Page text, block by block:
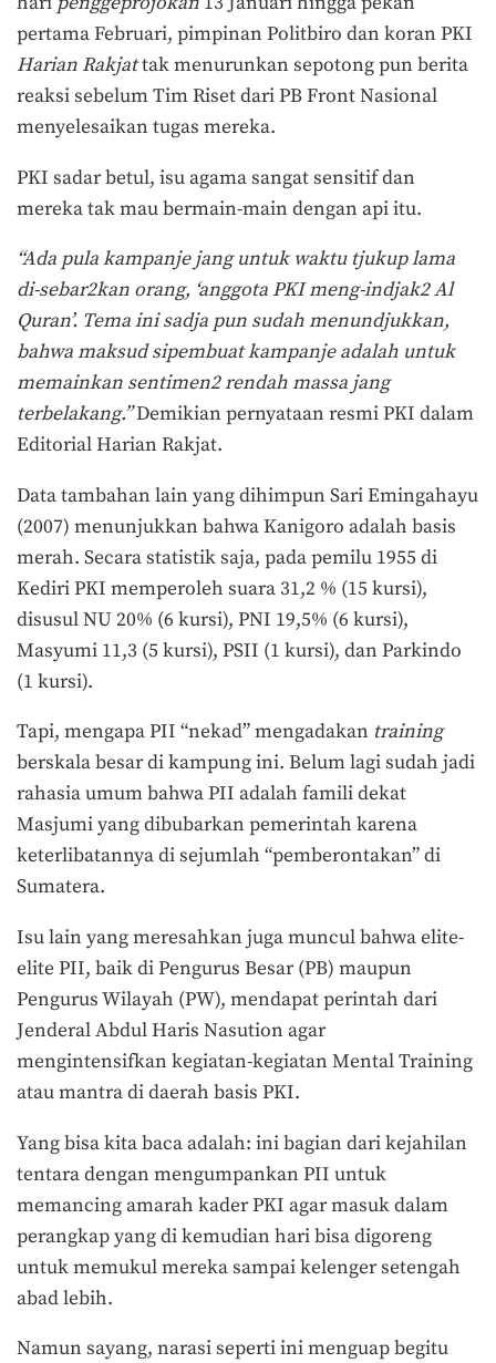
pertama Februari, pimpinan Politbiro dan koran PKI
Harian Rakjattak menurunkan sepotong pun berita
reaksi sebelum Tim Riset dari PB Front Nasional
menyelesaikan tugas mereka.
PKI sadar betul, isu agama sangat sensitif dan
mereka tak mau bermain-main dengan api itu.
“Ada pula kampanje jang untuk waktu tjukup lama
di-sebar2kan orang, ‘anggota PKI meng-indjak2 Al
Quran’. Tema ini sadja pun sudah menundjukkan,
bahwa maksud sipembuat kampanje adalah untuk
memainkan sentimen2 rendah massa jang
terbelakang.”Demikian pernyataan resmi PKI dalam
Editorial Harian Rakjat.
Data tambahan lain yang dihimpun Sari Emingahayu
(2007) menunjukkan bahwa Kanigoro adalah basis
merah. Secara statistik saja, pada pemilu 1955 di
Kediri PKI memperoleh suara 31,2 % (15 kursi),
disusul NU 20% (6 kursi), PNI 19,5% (6 kursi),
Masyumi 11,3 (5 kursi), PSII (1 kursi), dan Parkindo
(1 kursi).
Tapi, mengapa PII “nekad” mengadakan training
berskala besar di kampung ini. Belum lagi sudah jadi
rahasia umum bahwa PII adalah famili dekat
Masjumi yang dibubarkan pemerintah karena
keterlibatannya di sejumlah “pemberontakan” di
Sumatera.
Isu lain yang meresahkan juga muncul bahwa elite-
elite PII, baik di Pengurus Besar (PB) maupun
Pengurus Wilayah (PW), mendapat perintah dari
Jenderal Abdul Haris Nasution agar
mengintensifkan kegiatan-kegiatan Mental Training
atau mantra di daerah basis PKI.
Yang bisa kita baca adalah: ini bagian dari kejahilan
tentara dengan mengumpankan PII untuk
memancing amarah kader PKI agar masuk dalam
perangkap yang di kemudian hari bisa digoreng
untuk memukul mereka sampai kelenger setengah
abad lebih.
Namun sayang, narasi seperti ini menguap begitu